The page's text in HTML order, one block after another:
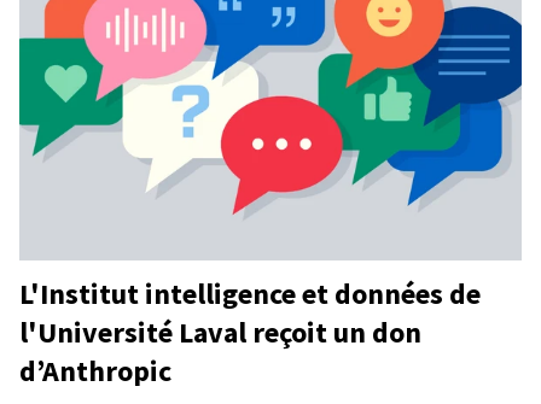
L'Institut intelligence et données de
l'Université Laval reçoit un don
d’Anthropic